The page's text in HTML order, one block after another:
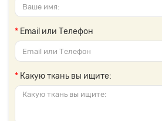
Email или Телефон
Какую ткань вы ищите: